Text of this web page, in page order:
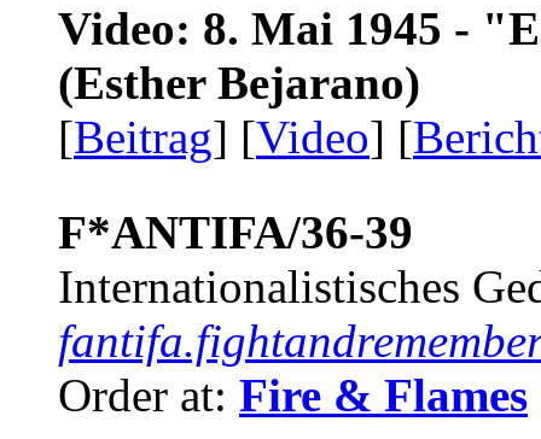
Video: 8. Mai 1945 -
(Esther Bejarano)
[Beitrag] [Video] [
F*ANTIFA/36-39
Internationalistisches
Order at: Fire & Flames